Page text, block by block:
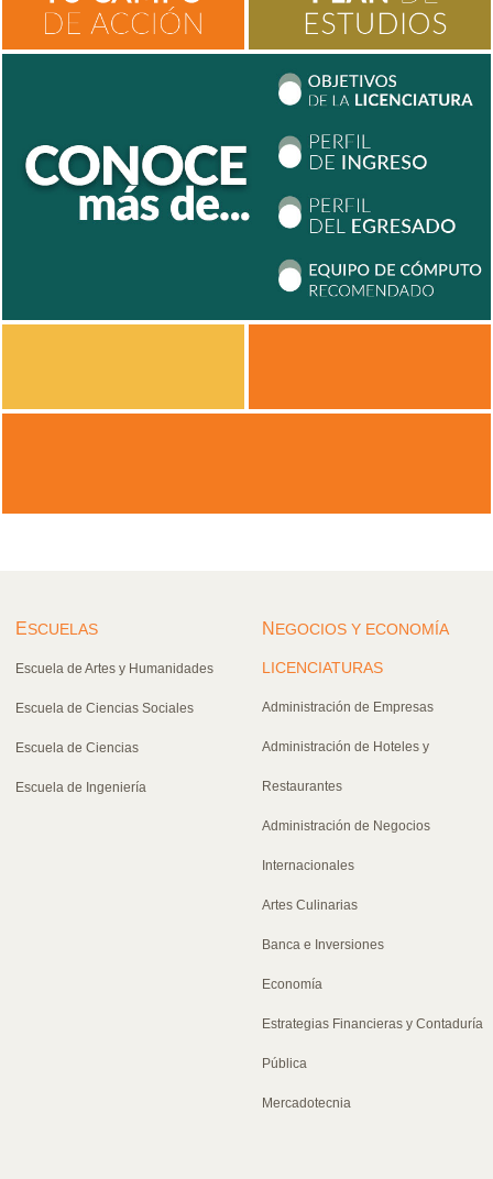
ESCUELAS
Escuela de Artes y Humanidades
Escuela de Ciencias Sociales
Escuela de Ciencias
Escuela de Ingeniería
N EGOCIOS Y ECONOMÍA
LICENCIATURAS
Administración de Empresas
Administración de Hoteles y
Restaurantes
Administración de Negocios
Internacionales
Artes Culinarias
Banca e Inversiones
Economía
Estrategias Financieras y Contaduría
Pública
Mercadotecnia